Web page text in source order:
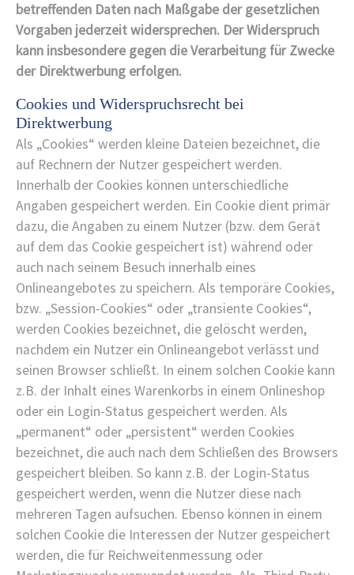
betreffenden Daten nach Maßgabe der gesetzlichen
Vorgaben jederzeit widersprechen. Der Widerspruch
kann insbesondere gegen die Verarbeitung für Zwecke
der Direktwerbung erfolgen.
Cookies und Widerspruchsrecht bei
Direktwerbung
Als „Cookies“ werden kleine Dateien bezeichnet, die
auf Rechnern der Nutzer gespeichert werden.
Innerhalb der Cookies können unterschiedliche
Angaben gespeichert werden. Ein Cookie dient primär
dazu, die Angaben zu einem Nutzer (bzw. dem Gerät
auf dem das Cookie gespeichert ist) während oder
auch nach seinem Besuch innerhalb eines
Onlineangebotes zu speichern. Als temporäre Cookies,
bzw. „Session-Cookies“ oder „transiente Cookies“,
werden Cookies bezeichnet, die gelöscht werden,
nachdem ein Nutzer ein Onlineangebot verlässt und
seinen Browser schließt. In einem solchen Cookie kann
z.B. der Inhalt eines Warenkorbs in einem Onlineshop
oder ein Login-Status gespeichert werden. Als
„permanent“ oder „persistent“ werden Cookies
bezeichnet, die auch nach dem Schließen des Browsers
gespeichert bleiben. So kann z.B. der Login-Status
gespeichert werden, wenn die Nutzer diese nach
mehreren Tagen aufsuchen. Ebenso können in einem
solchen Cookie die Interessen der Nutzer gespeichert
werden, die für Reichweitenmessung oder